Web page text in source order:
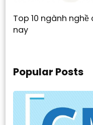
Top 10 ngành
nay
Popular Posts